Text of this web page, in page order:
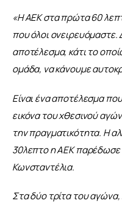
«Η ΑΕΚ στα πρώτα 60
που όλοι
αποτέλεσμα, κάτι το
ομάδα, να κάνουμε
Είναι ένα αποτέλεσμα
εικόνα του χθεσινού
την πραγματικότητα. Η
30λεπτο η ΑΕΚ παρέδωσε
Κωνσταντέλια.
Στα δύο τρίτα του